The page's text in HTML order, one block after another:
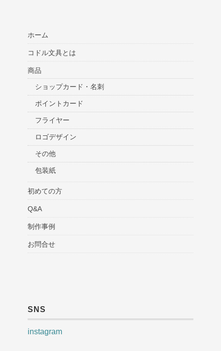
ホーム
コドル文具とは
商品
ショップカード・名刺
ポイントカード
フライヤー
ロゴデザイン
その他
包装紙
初めての方
Q&A
制作事例
お問合せ
SNS
instagram